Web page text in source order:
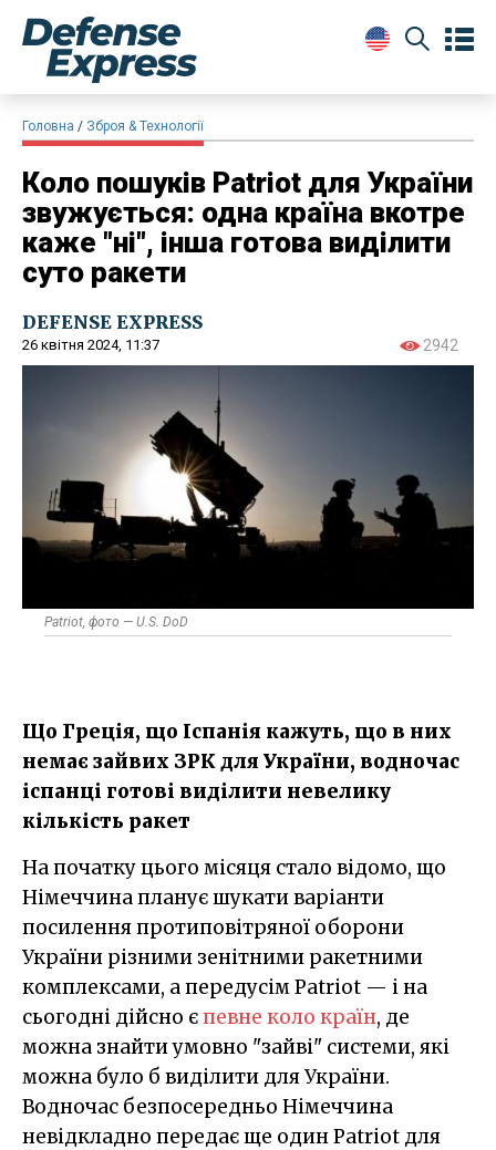
Головна Зброя & Технології
Коло пошуків Patriot для України
звужується: одна країна вкотре
каже "ні", інша готова виділити
суто ракети
DEFENSE EXPRESS
26 квітня 2024, 11:37 2942
Patriot, фото — U.S. DoD
Що Греція, що Іспанія кажуть, що в них
немає зайвих ЗРК для України, водночас
іспанці готові виділити невелику
кількість ракет
На початку цього місяця стало відомо, що
Німеччина планує шукати варіанти
посилення протиповітряної оборони
України різними зенітними ракетними
комплексами, а передусім Patriot — і на
сьогодні дійсно єпевне коло країн, де
можна знайти умовно "зайві" системи, які
можна було б виділити для України.
Водночас безпосередньо Німеччина
невідкладно передає ще один Patriot для